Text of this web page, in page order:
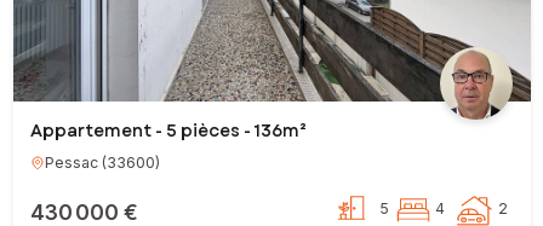
Appartement - 5 pièces - 136m²
Pessac(33600)
430 000 € 5 4 2